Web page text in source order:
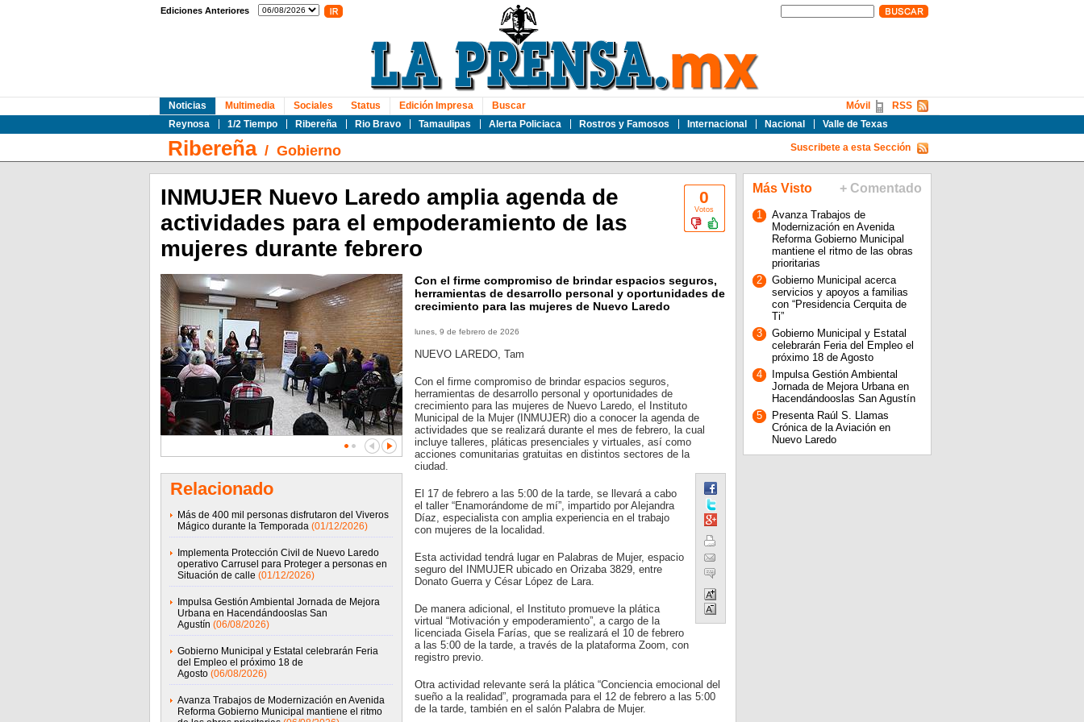
Ediciones Anteriores
Noticias
Reynosa
1/2 Tiempo Ribereña Rio Bravo Tamaulipas Alerta Policiaca Rostros y Famosos Internacional Nacional Valle de Texas
Multimedia Sociales Status Edición Impresa Buscar RSS
Móvil
Ribereña/ Gobierno Suscribete a esta Sección
0
Votos
INMUJER Nuevo Laredo amplia agenda de
actividades para el empoderamiento de las
mujeres durante febrero
Relacionado
Más de 400 mil personas disfrutaron del Viveros
Mágico durante la Temporada (01/12/2026)
Implementa Protección Civil de Nuevo Laredo
operativo Carrusel para Proteger a personas en
Situación de calle (01/12/2026)
Impulsa Gestión Ambiental Jornada de Mejora
Urbana en Hacendándooslas San
Agustín (06/08/2026)
Gobierno Municipal y Estatal celebrarán Feria
del Empleo el próximo 18 de
Agosto (06/08/2026)
Avanza Trabajos de Modernización en Avenida
Reforma Gobierno Municipal mantiene el ritmo
Con el firme compromiso de brindar espacios seguros,
herramientas de desarrollo personal y oportunidades de
crecimiento para las mujeres de Nuevo Laredo
lunes, 9 de febrero de 2026
NUEVO LAREDO, Tam
Con el firme compromiso de brindar espacios seguros,
herramientas de desarrollo personal y oportunidades de
crecimiento para las mujeres de Nuevo Laredo, el Instituto
Municipal de la Mujer (INMUJER) dio a conocer la agenda de
actividades que se realizará durante el mes de febrero, la cual
incluye talleres, pláticas presenciales y virtuales, así como
acciones comunitarias gratuitas en distintos sectores de la
ciudad.
El 17 de febrero a las 5:00 de la tarde, se llevará a cabo
el taller “Enamorándome de mí”, impartido por Alejandra
Díaz, especialista con amplia experiencia en el trabajo
con mujeres de la localidad.
Esta actividad tendrá lugar en Palabras de Mujer, espacio
seguro del INMUJER ubicado en Orizaba 3829, entre
Donato Guerra y César López de Lara.
De manera adicional, el Instituto promueve la plática
virtual “Motivación y empoderamiento”, a cargo de la
licenciada Gisela Farías, que se realizará el 10 de febrero
a las 5:00 de la tarde, a través de la plataforma Zoom, con
registro previo.
Otra actividad relevante será la plática “Conciencia emocional del
sueño a la realidad”, programada para el 12 de febrero a las 5:00
de la tarde, también en el salón Palabra de Mujer.
Más Visto + Comentado
1
Avanza Trabajos de
Modernización en Avenida
Reforma Gobierno Municipal
mantiene el ritmo de las obras
prioritarias
2
Gobierno Municipal acerca
servicios y apoyos a familias
con “Presidencia Cerquita de
Ti”
3
Gobierno Municipal y Estatal
celebrarán Feria del Empleo el
próximo 18 de Agosto
4
Impulsa Gestión Ambiental
Jornada de Mejora Urbana en
Hacendándooslas San Agustín
5
Presenta Raúl S. Llamas
Crónica de la Aviación en
Nuevo Laredo